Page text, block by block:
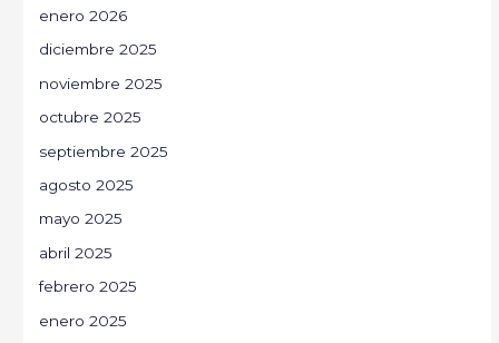
enero 2026
diciembre 2025
noviembre 2025
octubre 2025
septiembre 2025
agosto 2025
mayo 2025
abril 2025
febrero 2025
enero 2025